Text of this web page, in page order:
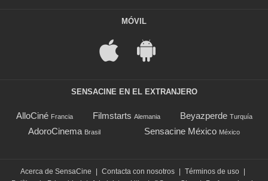
MÓVIL
SENSACINE EN EL EXTRANJERO
AlloCiné Francia Filmstarts Alemania Beyazperde Turquía
AdoroCinema Brasil Sensacine México México
Acerca de SensaCine Contacta con nosotros Términos de uso